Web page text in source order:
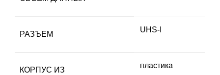
РАЗЪЕМ
UHS-I
КОРПУС ИЗ
пластика